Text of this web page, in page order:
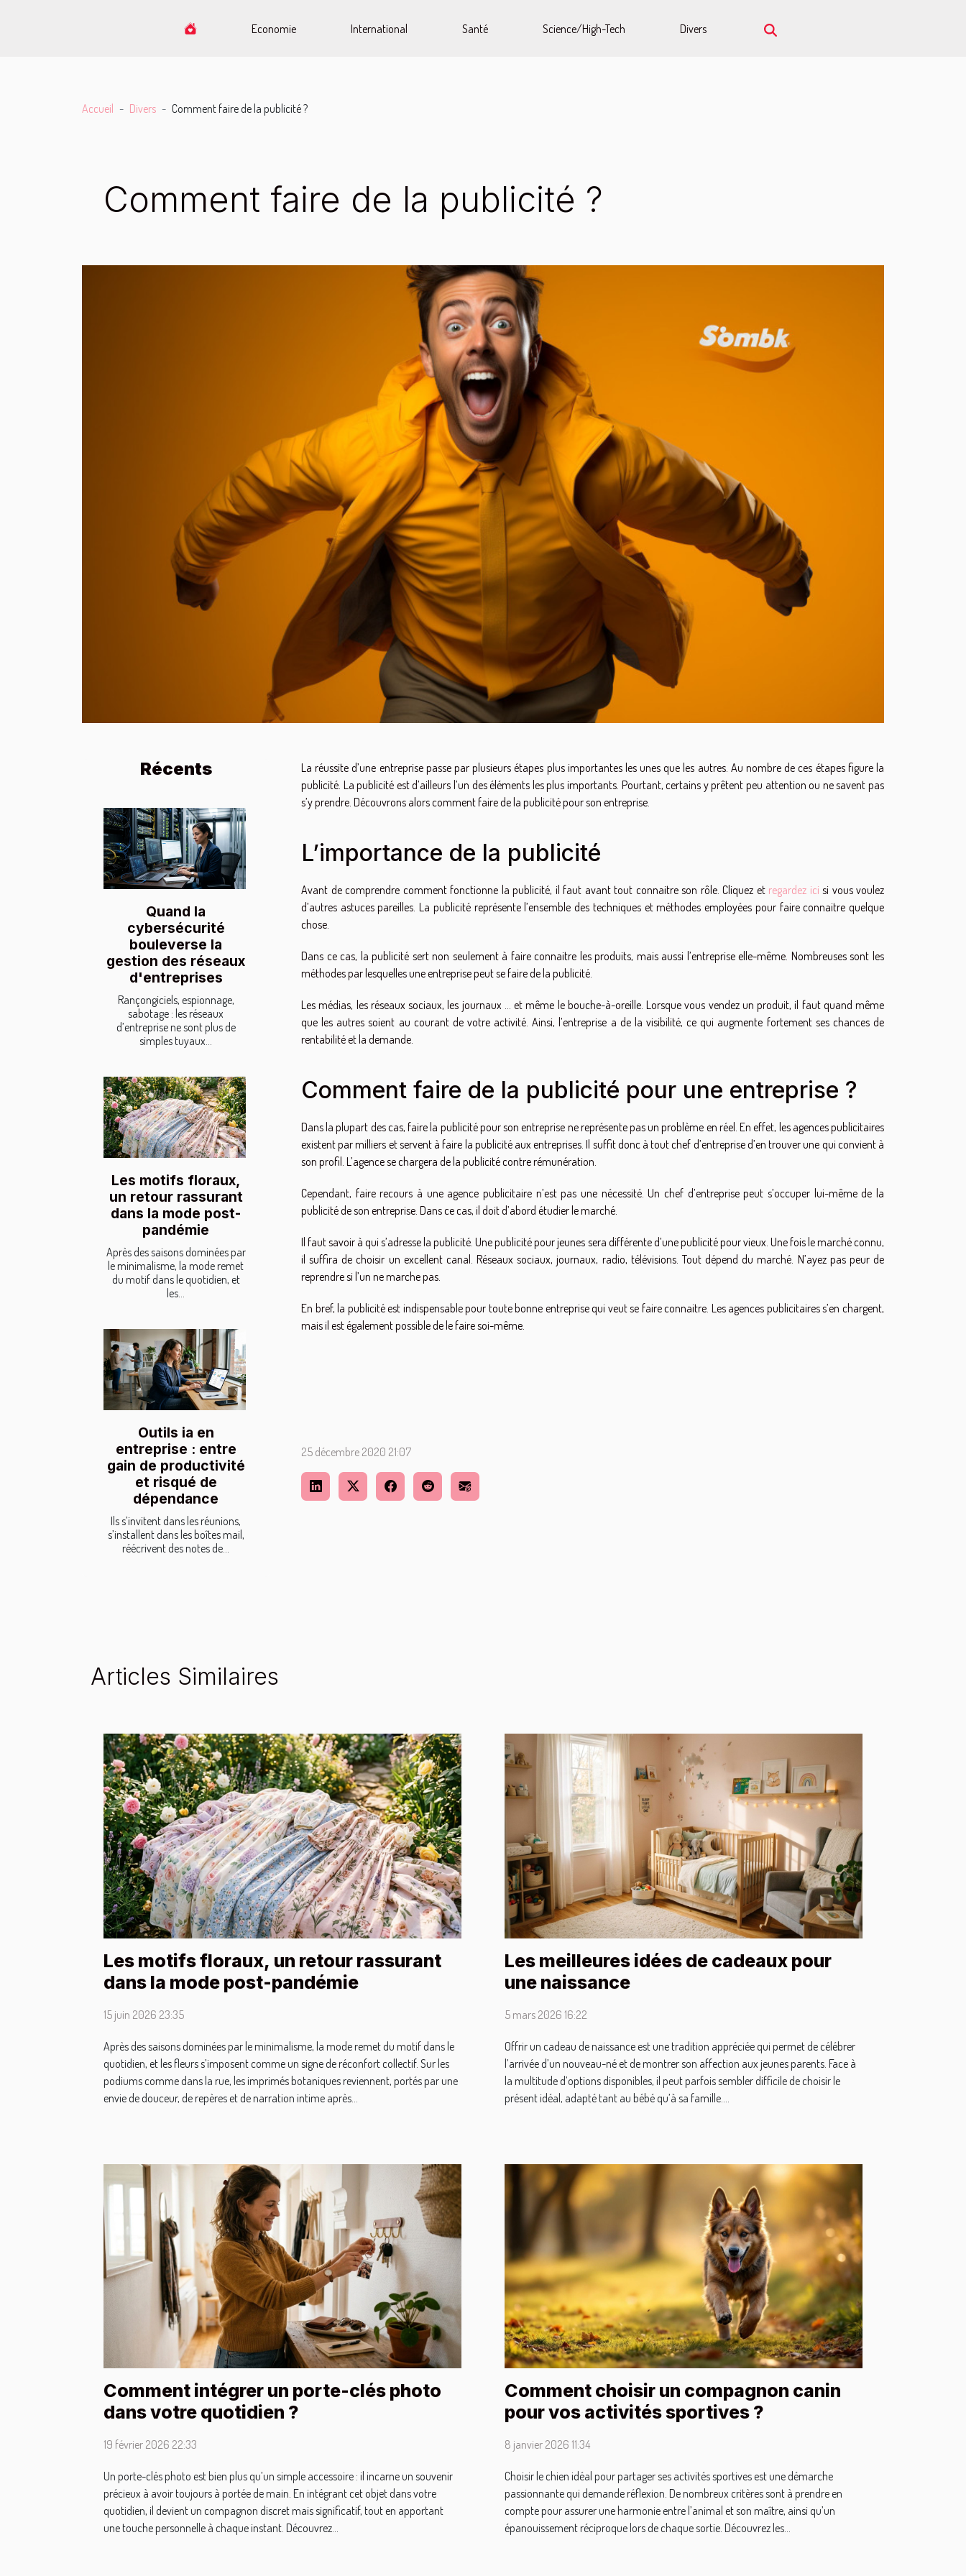
Economie International Santé Science/High-Tech Divers
Accueil Divers Comment faire de la publicité ?
Comment faire de la publicité ?
Récents
Quand la
cybersécurité
bouleverse la
gestion des réseaux
d'entreprises
Rançongiciels, espionnage,
sabotage : les réseaux
d’entreprise ne sont plus de
simples tuyaux...
Les motifs floraux,
un retour rassurant
dans la mode post-
pandémie
Après des saisons dominées par
le minimalisme, la mode remet
du motif dans le quotidien, et
les...
Outils ia en
entreprise : entre
gain de productivité
et risqué de
dépendance
Ils s’invitent dans les réunions,
s’installent dans les boîtes mail,
réécrivent des notes de...
La réussite d’une entreprise passe par plusieurs étapes plus importantes les unes que les autres. Au nombre de ces étapes figure la
publicité. La publicité est d’ailleurs l’un des éléments les plus importants. Pourtant, certains y prêtent peu attention ou ne savent pas
s’y prendre. Découvrons alors comment faire de la publicité pour son entreprise.
L’importance de la publicité
Avant de comprendre comment fonctionne la publicité, il faut avant tout connaitre son rôle. Cliquez et regardez ici si vous voulez
d’autres astuces pareilles. La publicité représente l’ensemble des techniques et méthodes employées pour faire connaitre quelque
chose.
Dans ce cas, la publicité sert non seulement à faire connaitre les produits, mais aussi l’entreprise elle-même. Nombreuses sont les
méthodes par lesquelles une entreprise peut se faire de la publicité.
Les médias, les réseaux sociaux, les journaux … et même le bouche-à-oreille. Lorsque vous vendez un produit, il faut quand même
que les autres soient au courant de votre activité. Ainsi, l’entreprise a de la visibilité, ce qui augmente fortement ses chances de
rentabilité et la demande.
Comment faire de la publicité pour une entreprise ?
Dans la plupart des cas, faire la publicité pour son entreprise ne représente pas un problème en réel. En effet, les agences publicitaires
existent par milliers et servent à faire la publicité aux entreprises. Il suffit donc à tout chef d’entreprise d’en trouver une qui convient à
son profil. L’agence se chargera de la publicité contre rémunération.
Cependant, faire recours à une agence publicitaire n’est pas une nécessité. Un chef d’entreprise peut s’occuper lui-même de la
publicité de son entreprise. Dans ce cas, il doit d’abord étudier le marché.
Il faut savoir à qui s’adresse la publicité. Une publicité pour jeunes sera différente d’une publicité pour vieux. Une fois le marché connu,
il suffira de choisir un excellent canal. Réseaux sociaux, journaux, radio, télévisions. Tout dépend du marché. N’ayez pas peur de
reprendre si l’un ne marche pas.
En bref, la publicité est indispensable pour toute bonne entreprise qui veut se faire connaitre. Les agences publicitaires s’en chargent,
mais il est également possible de le faire soi-même.
25 décembre 2020 21:07
Articles Similaires
Les motifs floraux, un retour rassurant
dans la mode post-pandémie
15 juin 2026 23:35
Après des saisons dominées par le minimalisme, la mode remet du motif dans le
quotidien, et les fleurs s’imposent comme un signe de réconfort collectif. Sur les
podiums comme dans la rue, les imprimés botaniques reviennent, portés par une
envie de douceur, de repères et de narration intime après...
Les meilleures idées de cadeaux pour
une naissance
5 mars 2026 16:22
Offrir un cadeau de naissance est une tradition appréciée qui permet de célébrer
l’arrivée d’un nouveau-né et de montrer son affection aux jeunes parents. Face à
la multitude d’options disponibles, il peut parfois sembler difficile de choisir le
présent idéal, adapté tant au bébé qu’à sa famille....
Comment intégrer un porte-clés photo
dans votre quotidien ?
19 février 2026 22:33
Un porte-clés photo est bien plus qu’un simple accessoire : il incarne un souvenir
précieux à avoir toujours à portée de main. En intégrant cet objet dans votre
quotidien, il devient un compagnon discret mais significatif, tout en apportant
une touche personnelle à chaque instant. Découvrez...
Comment choisir un compagnon canin
pour vos activités sportives ?
8 janvier 2026 11:34
Choisir le chien idéal pour partager ses activités sportives est une démarche
passionnante qui demande réflexion. De nombreux critères sont à prendre en
compte pour assurer une harmonie entre l’animal et son maître, ainsi qu’un
épanouissement réciproque lors de chaque sortie. Découvrez les...